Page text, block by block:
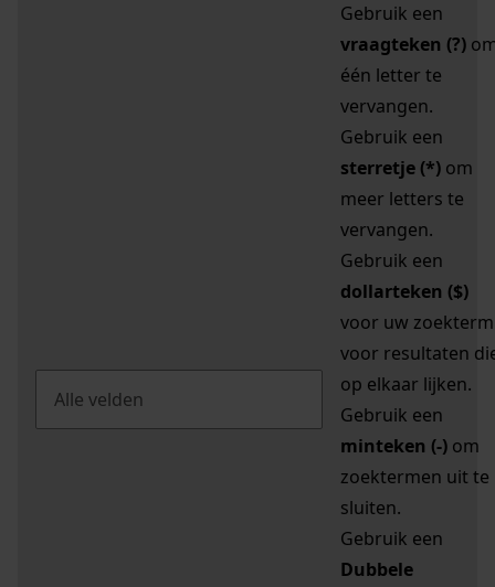
Gebruik een
vraagteken (?)
één letter te
vervangen.
Gebruik een
sterretje (*) om
meer letters te
vervangen.
Gebruik een
dollarteken ($)
voor uw zoekterm
voor resultaten
op elkaar lijken.
Gebruik een
minteken (-) om
zoektermen uit te
sluiten.
Gebruik een
Dubbele